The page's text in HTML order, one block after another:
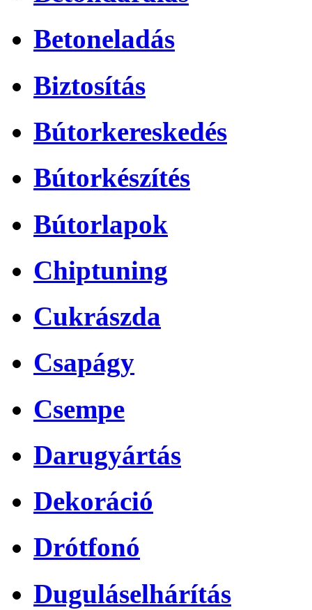
Betoneladás
Biztosítás
Bútorkereskedés
Bútorkészítés
Bútorlapok
Chiptuning
Cukrászda
Csapágy
Csempe
Darugyártás
Dekoráció
Drótfonó
Duguláselhárítás